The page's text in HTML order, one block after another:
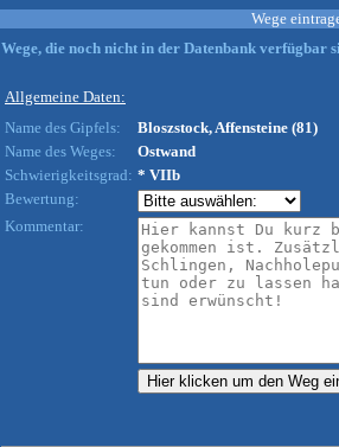
Wege
Wege, die noch nicht in der Datenbank verfügbar
Allgemeine Daten:
Name des Gipfels:
Bloszstock, Affensteine (81)
Name des Weges:
Ostwand
Schwierigkeitsgrad: * VIIb
Bewertung:
Kommentar: